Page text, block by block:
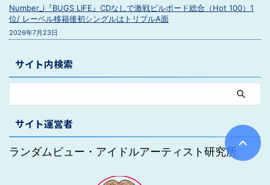
Number_i『BUGS LIFE』CDなしで激戦ビルボード総合（Hot 100）1
位/ レーベル移籍後初シングルはトリプルA面
2026年7月23日
サイト内検索
サイト運営者
ランダムビュー・アイドルアーティスト研究所